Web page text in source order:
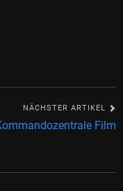
NÄCHSTER ARTIKEL
Film